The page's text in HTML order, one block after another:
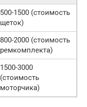
500-1500 (стоимость
щеток)
800-2000 (стоимость
ремкомплекта)
1500-3000
(стоимость
моторчика)